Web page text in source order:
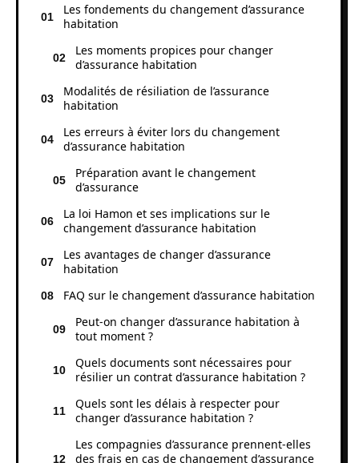
Les fondements du changement d’assurance
habitation
Les moments propices pour changer
d’assurance habitation
Modalités de résiliation de l’assurance
habitation
Les erreurs à éviter lors du changement
d’assurance habitation
Préparation avant le changement
d’assurance
La loi Hamon et ses implications sur le
changement d’assurance habitation
Les avantages de changer d’assurance
habitation
FAQ sur le changement d’assurance habitation
Peut-on changer d’assurance habitation à
tout moment ?
Quels documents sont nécessaires pour
résilier un contrat d’assurance habitation ?
Quels sont les délais à respecter pour
changer d’assurance habitation ?
Les compagnies d’assurance prennent-elles
des frais en cas de changement d’assurance